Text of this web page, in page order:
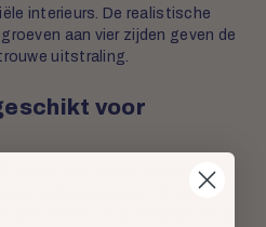
interieurs. De realistische
aan vier zijden geven de
uitstraling.
voor
mm en een sterke toplaag van
ontworpen voor intensief
geschikt voor vloerverwarming